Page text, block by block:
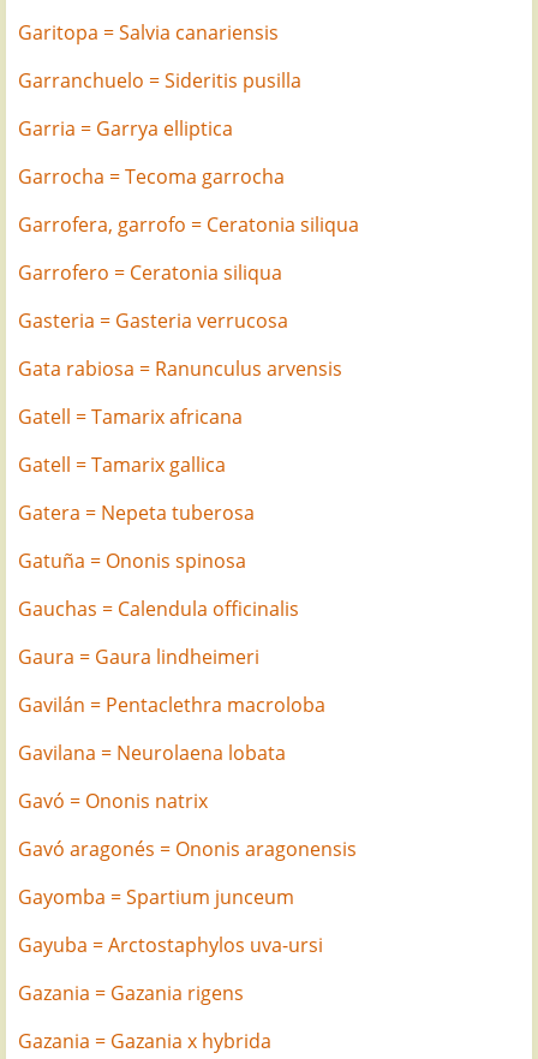
Garitopa = Salvia canariensis
Garranchuelo = Sideritis pusilla
Garria = Garrya elliptica
Garrocha = Tecoma garrocha
Garrofera, garrofo = Ceratonia siliqua
Garrofero = Ceratonia siliqua
Gasteria = Gasteria verrucosa
Gata rabiosa = Ranunculus arvensis
Gatell = Tamarix africana
Gatell = Tamarix gallica
Gatera = Nepeta tuberosa
Gatuña = Ononis spinosa
Gauchas = Calendula officinalis
Gaura = Gaura lindheimeri
Gavilán = Pentaclethra macroloba
Gavilana = Neurolaena lobata
Gavó = Ononis natrix
Gavó aragonés = Ononis aragonensis
Gayomba = Spartium junceum
Gayuba = Arctostaphylos uva-ursi
Gazania = Gazania rigens
Gazania = Gazania x hybrida